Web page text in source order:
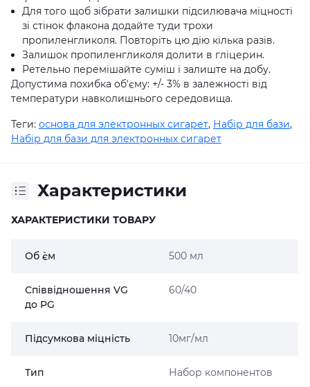
Для того щоб зібрати залишки підсилювача міцності
зі стінок флакона додайте туди трохи
пропиленгликоля. Повторіть цю дію кілька разів.
Залишок пропиленгликоля долити в гліцерин.
Ретельно перемішайте суміш і залиште на добу.
Допустима похибка об'єму: +/- 3% в залежності від
температури навколишнього середовища.
Теги: основа для электронных сигарет, Набір для бази,
Набір для бази для электронных сигарет
Характеристики
ХАРАКТЕРИСТИКИ ТОВАРУ
Об `єм 500 мл
Співвідношення VG
до PG
60/40
Підсумкова міцність 10мг/мл
Тип Набор компонентов